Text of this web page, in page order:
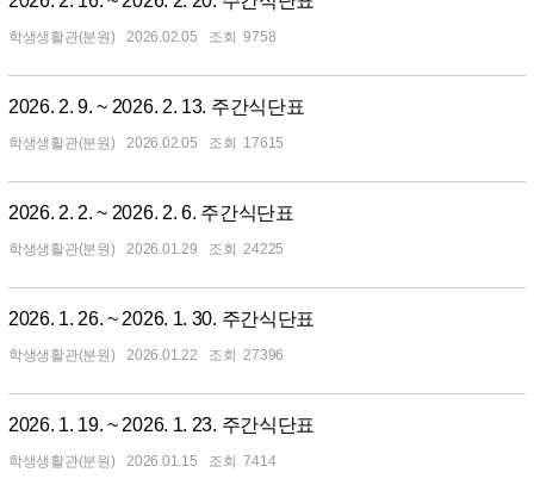
학생생활관(분원) 2026.02.05 9758
2026. 2. 9. ~ 2026. 2. 13. 주간식단표
학생생활관(분원) 2026.02.05 17615
2026. 2. 2. ~ 2026. 2. 6. 주간식단표
학생생활관(분원) 2026.01.29 24225
2026. 1. 26. ~ 2026. 1. 30. 주간식단표
학생생활관(분원) 2026.01.22 27396
2026. 1. 19. ~ 2026. 1. 23. 주간식단표
학생생활관(분원) 2026.01.15 7414